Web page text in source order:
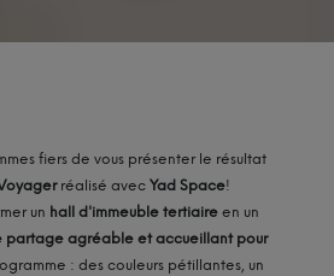
fiers de vous présenter le résultat
réalisé avec Yad Space!
un hall d'immeuble tertiaire en un
partage agréable et accueillant pour
: des couleurs pétillantes, un